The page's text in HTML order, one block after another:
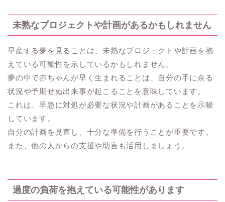
未熟なプロジェクトや計画があるかもしれません
早産する夢を見ることは、未熟なプロジェクトや計画を抱
えている可能性を示しているかもしれません。
夢の中で赤ちゃんが早く生まれることは、自分の手に余る
状況や予期せぬ出来事が起こることを意味しています。
これは、早急に対処が必要な状況や計画があることを示唆
しています。
自分の計画を見直し、十分な準備を行うことが重要です。
また、他の人からの支援や助言も活用しましょう。
過度の負荷を抱えている可能性があります